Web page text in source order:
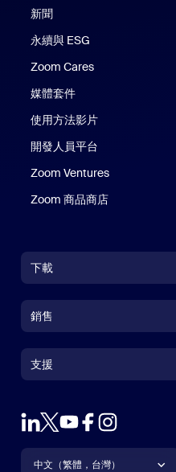
新聞
永續與 ESG
Zoom Cares
媒體套件
使用方法影片
開發人員平台
Zoom Ventures
Zoom 商品商店
下載
Zoom Rooms 應用程式
Zoom Rooms Controller
Outlook 外掛程式
Android 應用程式
Android
銷售
聯絡銷售人員
申請示範
網路研討會和活動
支援
支援
帳戶
語言
中文（繁體，台灣）